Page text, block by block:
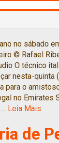
no sábado
© Rafael
O técnico
nesta-quinta
para o
no Emirates
Leia Mais
de